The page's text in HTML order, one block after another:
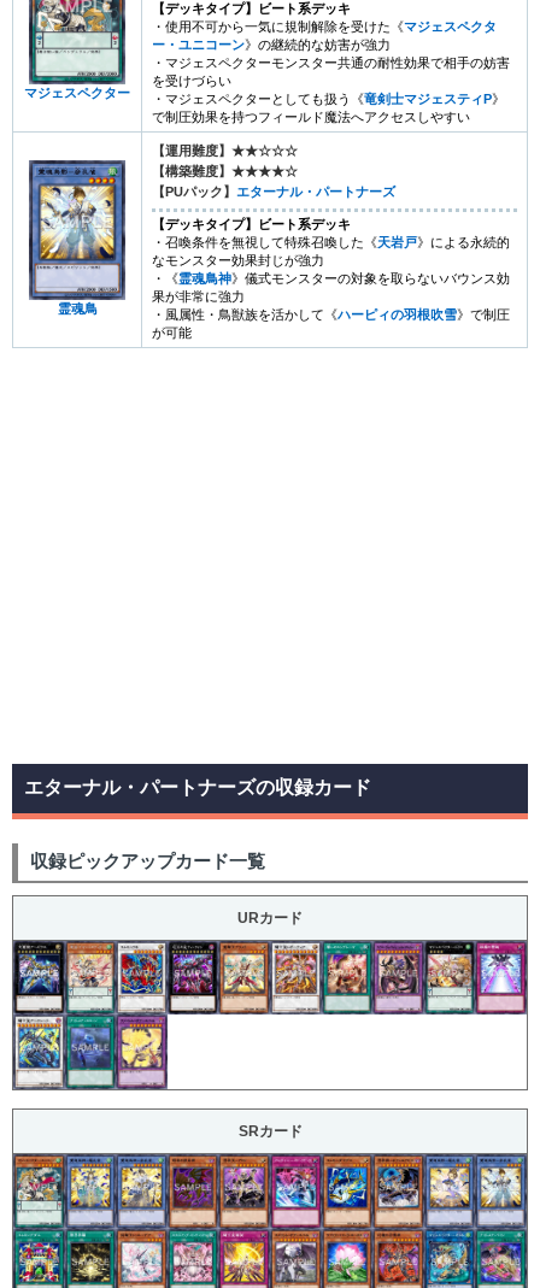
マジェスペクター
【デッキタイプ】ビート系デッキ
・使用不可から一気に規制解除を受けた《マジェスペクタ
ー・ユニコーン》の継続的な妨害が強力
・マジェスペクターモンスター共通の耐性効果で相手の妨害
を受けづらい
・マジェスペクターとしても扱う《竜剣士マジェスティP》
で制圧効果を持つフィールド魔法へアクセスしやすい
霊魂鳥
【運用難度】★★☆☆☆
【構築難度】★★★★☆
【PUパック】 エターナル・パートナーズ
【デッキタイプ】ビート系デッキ
・召喚条件を無視して特殊召喚した《天岩戸》による永続的
なモンスター効果封じが強力
・《霊魂鳥神》儀式モンスターの対象を取らないバウンス効
果が非常に強力
・風属性・鳥獣族を活かして《ハーピィの羽根吹雪》で制圧
が可能
エターナル・パートナーズの収録カード
収録ピックアップカード一覧
URカード
SRカード